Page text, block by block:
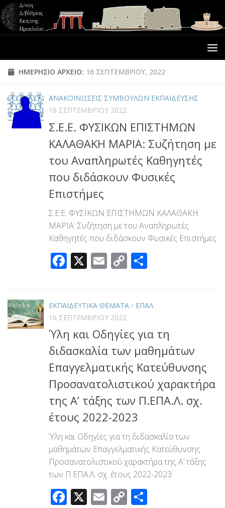
ΗΜΕΡΉΣΙΟ ΑΡΧΕΊΟ: 16 ΣΕΠΤΕΜΒΡΊΟΥ, 2022
ΑΝΑΚΟΙΝΩΣΕΙΣ ΣΥΜΒΟΥΛΩΝ ΕΚΠΑΙΔΕΥΣΗΣ
16 ΣΕΠΤΕΜΒΡΊΟΥ 2022
Σ.Ε.Ε. ΦΥΣΙΚΩΝ ΕΠΙΣΤΗΜΩΝ
ΚΑΛΑΘΑΚΗ ΜΑΡΙΑ: Συζήτηση με
του Αναπληρωτές Καθηγητές
που διδάσκουν Φυσικές
Επιστήμες
Σ.Ε.Ε. ΦΥΣΙΚΩΝ ΕΠΙΣΤΗΜΩΝ ΚΑΛΑΘΑΚΗ
ΜΑΡΙΑ: Συζήτηση με του Αναπληρωτές
Καθηγητές που διδάσκουν Φυσικές Επιστήμες
Facebook
X Email
Copy
ΕΚΠΑΙΔΕΥΤΙΚΑ ΘΕΜΑΤΑ / ΕΠΑΛ
16 ΣΕΠΤΕΜΒΡΊΟΥ 2022
Ύλη και Οδηγίες για τη
διδασκαλία των μαθημάτων
Επαγγελματικής Κατεύθυνσης
Προσανατολιστικού χαρακτήρα
της Α’ τάξης των Π.ΕΠΑ.Λ. σχ.
έτους 2022-2023
Ύλη και Οδηγίες για τη διδασκαλία των
μαθημάτων Επαγγελματικής Κατεύθυνσης
Προσανατολιστικού χαρακτήρα της Α’ τάξης
των Π.ΕΠΑ.Λ. σχ. έτους 2022-2023
Facebook
X Email
Copy